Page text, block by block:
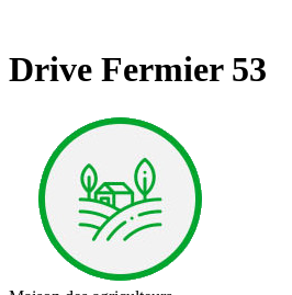
Drive Fermier 53